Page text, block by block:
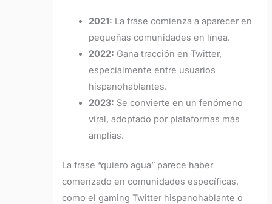
2021: La frase comienza a aparecer en
pequeñas comunidades en línea.
2022: Gana tracción en Twitter,
especialmente entre usuarios
hispanohablantes.
2023: Se convierte en un fenómeno
viral, adoptado por plataformas más
amplias.
La frase “quiero agua” parece haber
comenzado en comunidades específicas,
como el gaming Twitter hispanohablante o